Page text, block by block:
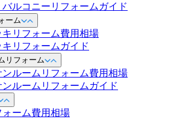
ルコニーリフォームガイド
ーム
キリフォーム費用相場
キリフォームガイド
リフォーム
ンルームリフォーム費用相場
ルームリフォームガイド
ォーム費用相場